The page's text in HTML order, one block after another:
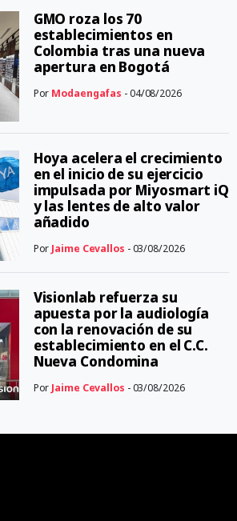
GMO roza los 70
establecimientos en
Colombia tras una nueva
apertura en Bogotá
Por Modaengafas - 04/08/2026
Hoya acelera el crecimiento
en el inicio de su ejercicio
impulsada por Miyosmart iQ
y las lentes de alto valor
añadido
Por Jaime Cevallos - 03/08/2026
Visionlab refuerza su
apuesta por la audiología
con la renovación de su
establecimiento en el C.C.
Nueva Condomina
Por Jaime Cevallos - 03/08/2026